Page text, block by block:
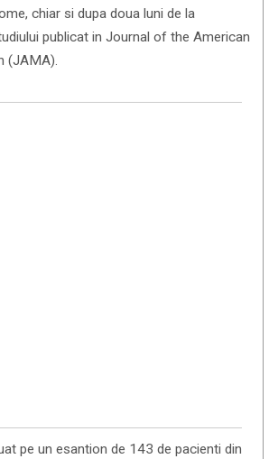
chiar si dupa doua luni de la
publicat in Journal of the American
(JAMA).
pe un esantion de 143 de pacienti din